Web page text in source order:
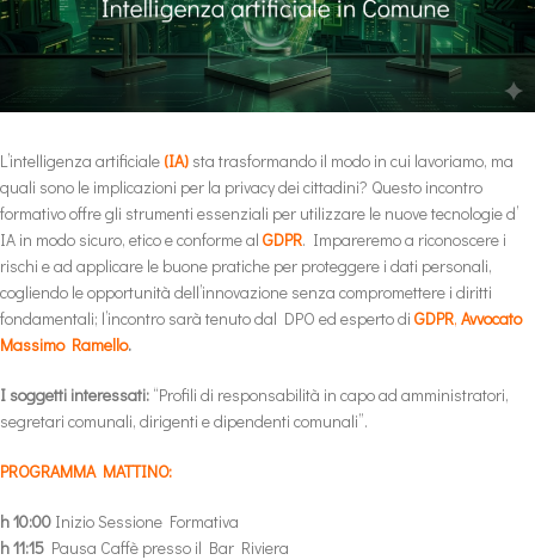
L’intelligenza artificiale (IA) sta trasformando il modo in cui lavoriamo, ma
quali sono le implicazioni per la privacy dei cittadini? Questo incontro
formativo offre gli strumenti essenziali per utilizzare le nuove tecnologie d’
IA in modo sicuro, etico e conforme al GDPR. Impareremo a riconoscere i
rischi e ad applicare le buone pratiche per proteggere i dati personali,
cogliendo le opportunità dell’innovazione senza compromettere i diritti
fondamentali; l’incontro sarà tenuto dal DPO ed esperto di GDPR, Avvocato
Massimo Ramello.
I soggetti interessati: “Profili di responsabilità in capo ad amministratori,
segretari comunali, dirigenti e dipendenti comunali”.
PROGRAMMA MATTINO:
h 10:00 Inizio Sessione Formativa
h 11:15 Pausa Caffè presso il Bar Riviera